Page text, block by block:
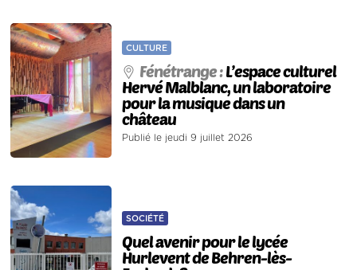
CULTURE
Fénétrange :L’espace culturel
Hervé Malblanc, un laboratoire
pour la musique dans un
château
Publié le jeudi 9 juillet 2026
SOCIÉTÉ
Quel avenir pour le lycée
Hurlevent de Behren-lès-